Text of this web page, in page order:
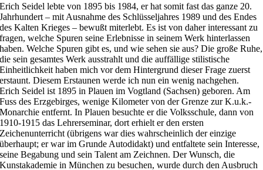
Erich Seidel lebte von 1895 bis 1984, er hat somit fast das ganze 20.
Jahrhundert – mit Ausnahme des Schlüsseljahres 1989 und des Endes
des Kalten Krieges – bewußt miterlebt. Es ist von daher interessant zu
fragen, welche Spuren seine Erlebnisse in seinem Werk hinterlassen
haben. Welche Spuren gibt es, und wie sehen sie aus? Die große Ruhe,
die sein gesamtes Werk ausstrahlt und die auffällige stilistische
Einheitlichkeit haben mich vor dem Hintergrund dieser Frage zuerst
erstaunt. Diesem Erstaunen werde ich nun ein wenig nachgehen.
Erich Seidel ist 1895 in Plauen im Vogtland (Sachsen) geboren. Am
Fuss des Erzgebirges, wenige Kilometer von der Grenze zur K.u.k.-
Monarchie entfernt. In Plauen besuchte er die Volksschule, dann von
1910-1915 das Lehrerseminar, dort erhielt er den ersten
Zeichenunterricht (übrigens war dies wahrscheinlich der einzige
überhaupt; er war im Grunde Autodidakt) und entfaltete sein Interesse,
seine Begabung und sein Talent am Zeichnen. Der Wunsch, die
Kunstakademie in München zu besuchen, wurde durch den Ausbruch